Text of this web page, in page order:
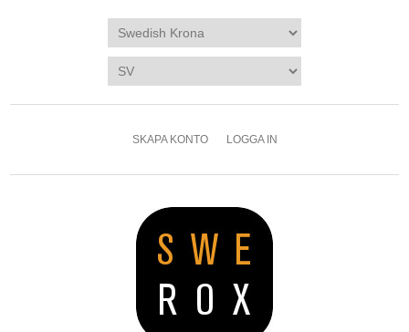
SKAPA KONTO LOGGA IN